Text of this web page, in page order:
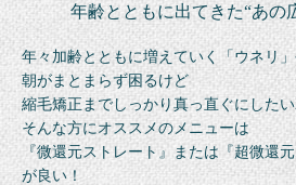
年齢とともに出てきた“あの
年々加齢とともに増えていく「ウネリ」
朝がまとまらず困るけど
縮毛矯正までしっかり真っ直ぐにした
そんな方にオススメのメニューは
『微還元ストレート』または『超微還
が良い！